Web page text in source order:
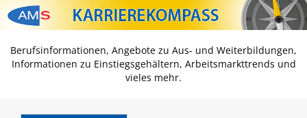
Zum Inhalt springen
Zum Navmenü springen
Zur Suche springen
Zur Footer springen
Berufsinformationen, Angebote zu Aus- und Weiterbildungen,
Informationen zu Einstiegsgehältern, Arbeitsmarkttrends und
vieles mehr.